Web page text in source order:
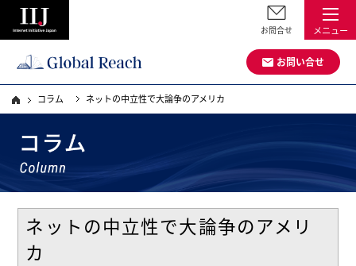
メニュー
お問合せ
お問い合せ
コラム ネットの中立性で大論争のアメリカ
ネットの中立性で大論争のアメリ
カ